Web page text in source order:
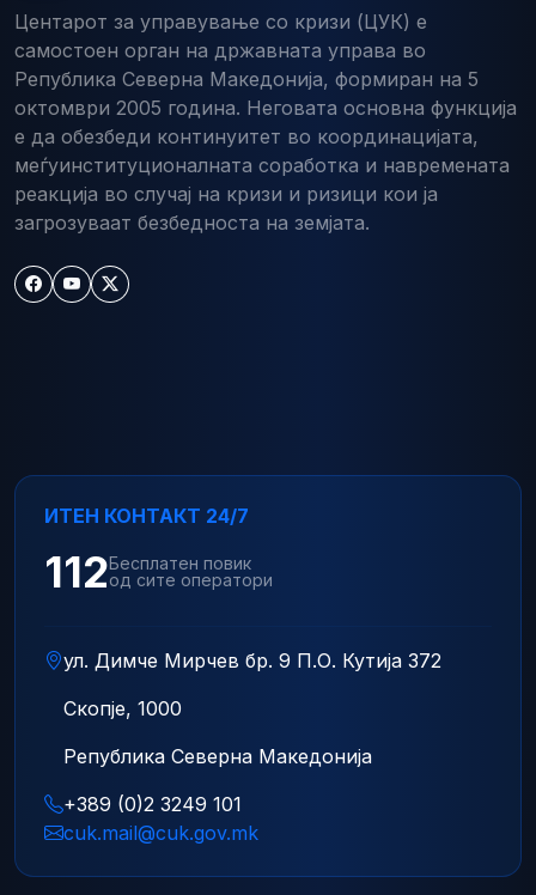
Центарот за управување со кризи (ЦУК) е
самостоен орган на државната управа во
Република Северна Македонија, формиран на 5
октомври 2005 година. Неговата основна функција
е да обезбеди континуитет во координацијата,
меѓуинституционалната соработка и навремената
реакција во случај на кризи и ризици кои ја
загрозуваат безбедноста на земјата.
ИТЕН КОНТАКТ 24/7
112Бесплатен повик
од сите оператори
ул. Димче Мирчев бр. 9 П.О. Кутија 372
Скопје, 1000
Република Северна Македонија
+389 (0)2 3249 101
cuk.mail@cuk.gov.mk